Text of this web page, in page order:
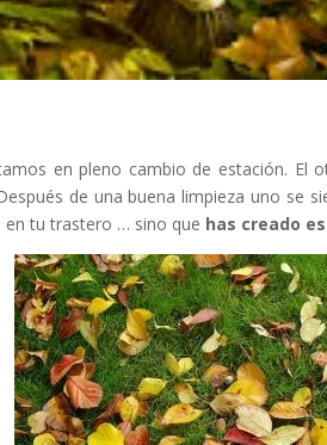
en pleno cambio de estación. El
de una buena limpieza uno se
en tu trastero … sino que has creado